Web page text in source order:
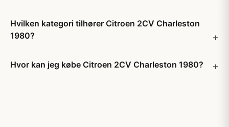
Hvilken kategori tilhører Citroen 2CV Charleston
1980?
Hvor kan jeg købe Citroen 2CV Charleston 1980?